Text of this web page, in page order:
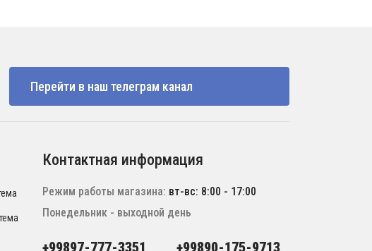
Перейти в наш телеграм канал
Контактная информация
Режим работы магазина: вт-вс: 8:00 - 17:00
Понедельник - выходной день
+99897-777-3351 +99890-175-9713